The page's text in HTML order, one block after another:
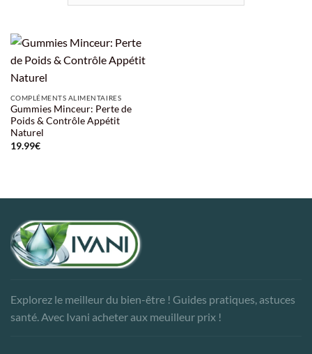
COMPLÉMENTS ALIMENTAIRES
Gummies Minceur: Perte de
Poids & Contrôle Appétit
Naturel
19.99€
Explorez le meilleur du bien-être ! Guides pratiques, astuces
santé. Avec Ivani acheter aux meuilleur prix !